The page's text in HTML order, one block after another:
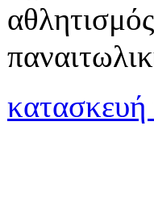
κατασκευή